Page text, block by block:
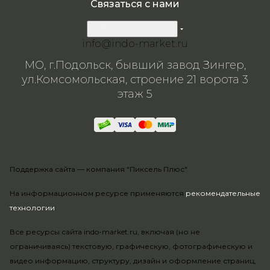
На информационном ресурсе применяются рекомендательные
технологии.
Все ресурсы сайта indo-market.ru, включая (но не
ограничиваясь) текстовую, графическую, фотографическую и
видео информацию, структуру, дизайн и оформление страниц,
Связаться с нами
info@indo-market.ru
МО, г.Подольск, бывший завод Зингер,
ул.Комсомольская, строение 21 ворота 3
этаж 5
Поддержка сайта — компания "Пиксель Плюс"